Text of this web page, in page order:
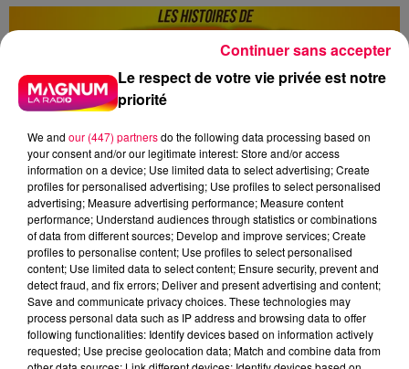
Le respect de votre vie privée est notre
priorité
We and our (447) partnersdo the following data processing based on
your consent and/or our legitimate interest: Store and/or access
information on a device; Use limited data to select advertising; Create
profiles for personalised advertising; Use profiles to select personalised
advertising; Measure advertising performance; Measure content
performance; Understand audiences through statistics or combinations
of data from different sources; Develop and improve services; Create
profiles to personalise content; Use profiles to select personalised
content; Use limited data to select content; Ensure security, prevent and
detect fraud, and fix errors; Deliver and present advertising and content;
Save and communicate privacy choices. These technologies may
process personal data such as IP address and browsing data to offer
following functionalities: Identify devices based on information actively
requested; Use precise geolocation data; Match and combine data from
Continuer sans accepter